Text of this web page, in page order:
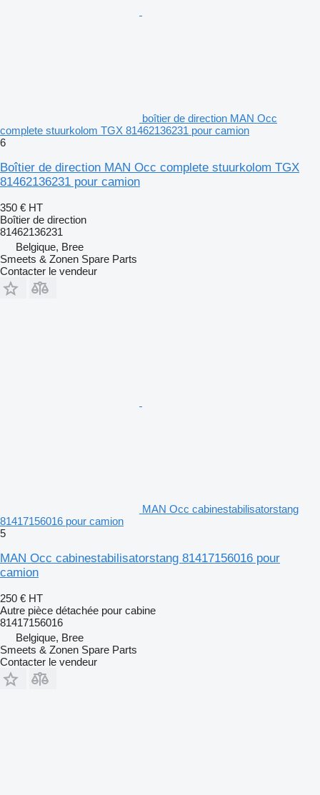
boîtier de direction MAN Occ
complete stuurkolom TGX 81462136231 pour camion
6
Boîtier de direction MAN Occ complete stuurkolom TGX
81462136231 pour camion
350 € HT
Boîtier de direction
81462136231
Belgique, Bree
Smeets & Zonen Spare Parts
Contacter le vendeur
MAN Occ cabinestabilisatorstang
81417156016 pour camion
5
MAN Occ cabinestabilisatorstang 81417156016 pour
camion
250 € HT
Autre pièce détachée pour cabine
81417156016
Belgique, Bree
Smeets & Zonen Spare Parts
Contacter le vendeur